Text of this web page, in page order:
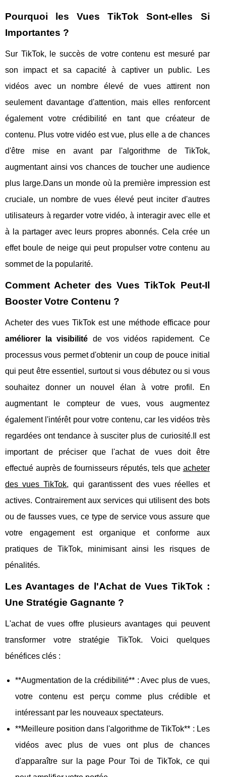
Pourquoi les Vues TikTok Sont-elles Si
Importantes ?
Sur TikTok, le succès de votre contenu est mesuré par
son impact et sa capacité à captiver un public. Les
vidéos avec un nombre élevé de vues attirent non
seulement davantage d'attention, mais elles renforcent
également votre crédibilité en tant que créateur de
contenu. Plus votre vidéo est vue, plus elle a de chances
d'être mise en avant par l'algorithme de TikTok,
augmentant ainsi vos chances de toucher une audience
plus large.Dans un monde où la première impression est
cruciale, un nombre de vues élevé peut inciter d'autres
utilisateurs à regarder votre vidéo, à interagir avec elle et
à la partager avec leurs propres abonnés. Cela crée un
effet boule de neige qui peut propulser votre contenu au
sommet de la popularité.
Comment Acheter des Vues TikTok Peut-Il
Booster Votre Contenu ?
Acheter des vues TikTok est une méthode efficace pour
améliorer la visibilité de vos vidéos rapidement. Ce
processus vous permet d'obtenir un coup de pouce initial
qui peut être essentiel, surtout si vous débutez ou si vous
souhaitez donner un nouvel élan à votre profil. En
augmentant le compteur de vues, vous augmentez
également l'intérêt pour votre contenu, car les vidéos très
regardées ont tendance à susciter plus de curiosité.Il est
important de préciser que l'achat de vues doit être
effectué auprès de fournisseurs réputés, tels que acheter
des vues TikTok, qui garantissent des vues réelles et
actives. Contrairement aux services qui utilisent des bots
ou de fausses vues, ce type de service vous assure que
votre engagement est organique et conforme aux
pratiques de TikTok, minimisant ainsi les risques de
pénalités.
Les Avantages de l'Achat de Vues TikTok :
Une Stratégie Gagnante ?
L'achat de vues offre plusieurs avantages qui peuvent
transformer votre stratégie TikTok. Voici quelques
bénéfices clés :
**Augmentation de la crédibilité** : Avec plus de vues,
votre contenu est perçu comme plus crédible et
intéressant par les nouveaux spectateurs.
**Meilleure position dans l'algorithme de TikTok** : Les
vidéos avec plus de vues ont plus de chances
d'apparaître sur la page Pour Toi de TikTok, ce qui